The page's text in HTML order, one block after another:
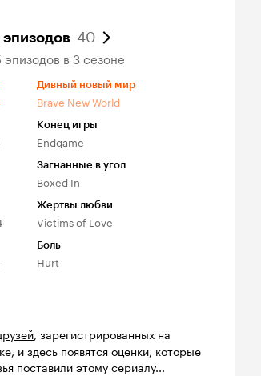
40
в 3 сезоне
Дивный новый мир
Brave New World
Конец игры
Endgame
Загнанные в угол
Boxed In
Жертвы любви
Victims of Love
Боль
Hurt
, зарегистрированных на
и здесь появятся оценки, которые
поставили этому сериалу...